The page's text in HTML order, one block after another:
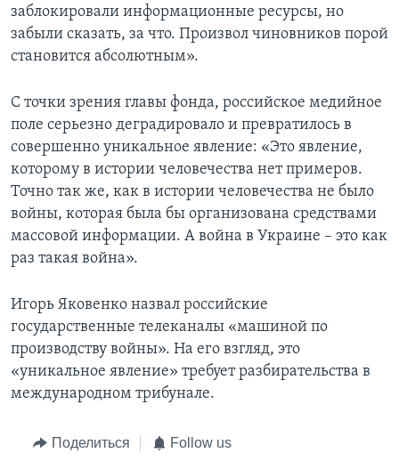
заблокировали информационные ресурсы, но
забыли сказать, за что. Произвол чиновников порой
становится абсолютным».
С точки зрения главы фонда, российское медийное
поле серьезно деградировало и превратилось в
совершенно уникальное явление: «Это явление,
которому в истории человечества нет примеров.
Точно так же, как в истории человечества не было
войны, которая была бы организована средствами
массовой информации. А война в Украине – это как
раз такая война».
Игорь Яковенко назвал российские
государственные телеканалы «машиной по
производству войны». На его взгляд, это
«уникальное явление» требует разбирательства в
международном трибунале.
Поделиться Follow us